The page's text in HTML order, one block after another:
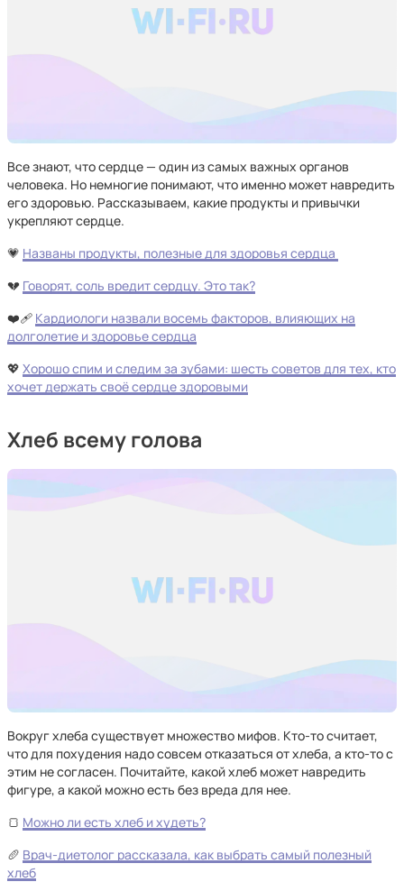
Все знают, что сердце — один из самых важных органов
человека. Но немногие понимают, что именно может навредить
его здоровью. Рассказываем, какие продукты и привычки
укрепляют сердце.
💗 Названы продукты, полезные для здоровья сердца
💔 Говорят, соль вредит сердцу. Это так?
❤️‍🩹 Кардиологи назвали восемь факторов, влияющих на
долголетие и здоровье сердца
💖 Хорошо спим и следим за зубами: шесть советов для тех, кто
хочет держать своё сердце здоровыми
Хлеб всему голова
Вокруг хлеба существует множество мифов. Кто-то считает,
что для похудения надо совсем отказаться от хлеба, а кто-то с
этим не согласен. Почитайте, какой хлеб может навредить
фигуре, а какой можно есть без вреда для нее.
🍞 Можно ли есть хлеб и худеть?
🥖 Врач-диетолог рассказала, как выбрать самый полезный
хлеб